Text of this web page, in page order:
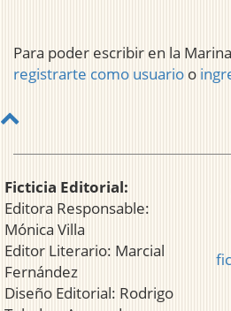
Para poder escribir en la
registrarte como usuario o
Ficticia Editorial:
Editora Responsable:
Mónica Villa
Editor Literario: Marcial
Fernández
Diseño Editorial: Rodrigo